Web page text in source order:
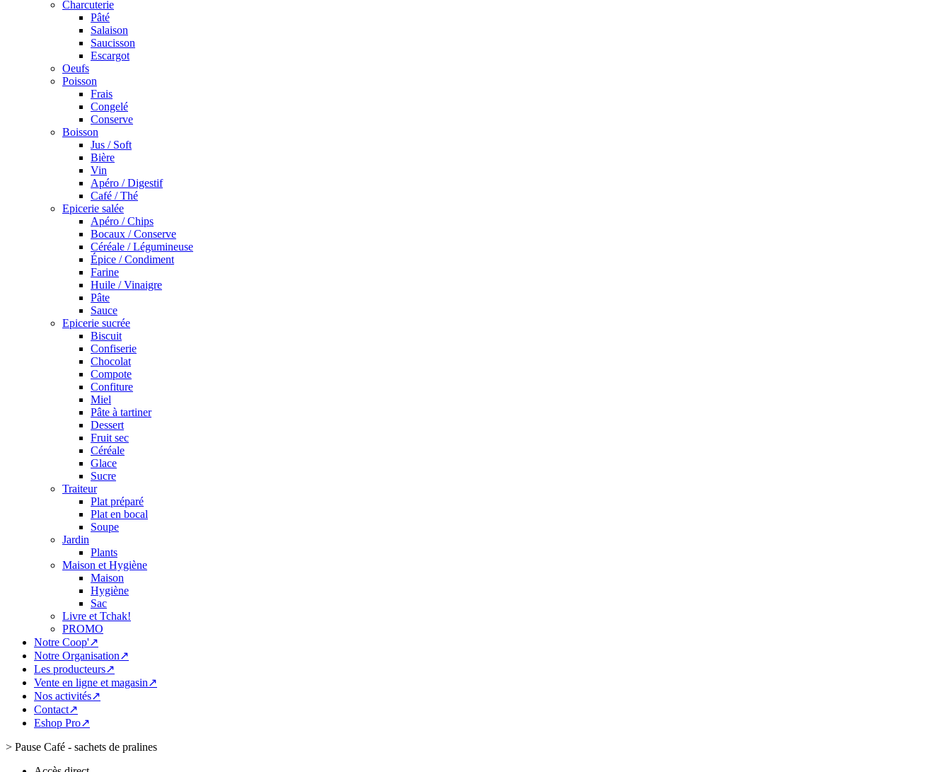
Charcuterie
Pâté
Salaison
Saucisson
Escargot
Oeufs
Poisson
Frais
Congelé
Conserve
Boisson
Jus / Soft
Bière
Vin
Apéro / Digestif
Café / Thé
Epicerie salée
Apéro / Chips
Bocaux / Conserve
Céréale / Légumineuse
Épice / Condiment
Farine
Huile / Vinaigre
Pâte
Sauce
Epicerie sucrée
Biscuit
Confiserie
Chocolat
Compote
Confiture
Miel
Pâte à tartiner
Dessert
Fruit sec
Céréale
Glace
Sucre
Traiteur
Plat préparé
Plat en bocal
Soupe
Jardin
Plants
Maison et Hygiène
Maison
Hygiène
Sac
Livre et Tchak!
PROMO
Notre Coop'↗
Notre Organisation↗
Les producteurs↗
Vente en ligne et magasin↗
Nos activités↗
Contact↗
Eshop Pro↗
> Pause Café - sachets de pralines